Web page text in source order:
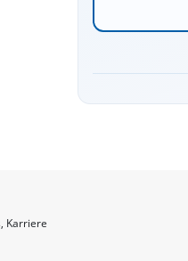
Karriere